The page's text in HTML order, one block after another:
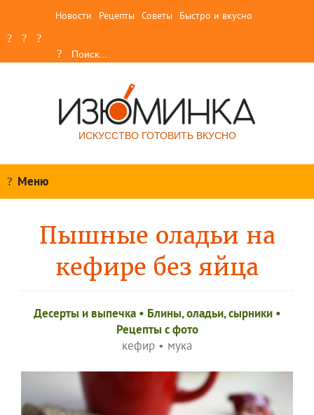
Новости Рецепты Советы Быстро и вкусно
ИСКУССТВО ГОТОВИТЬ ВКУСНО
Меню
Пышные оладьи на
кефире без яйца
Десерты и выпечка• Блины, оладьи, сырники•
Рецепты c фото
кефир • мука